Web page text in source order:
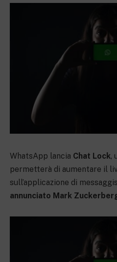
WhatsApp lancia Chat Lock,
permetterà di aumentare il
sull’applicazione di
annunciato Mark